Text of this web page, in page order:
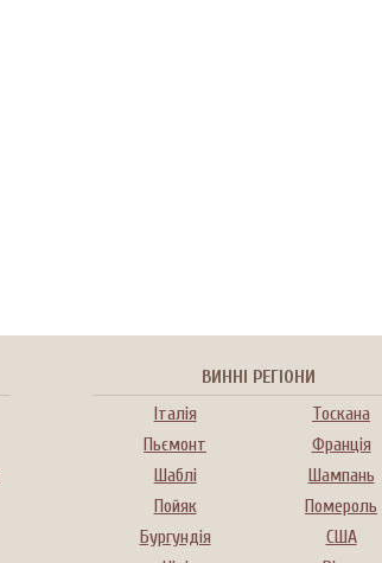
ВИННІ РЕГІОНИ
Італія
Тоскана
Пьємонт
Франція
Шаблі
Шампань
Пойяк
Помероль
Бургундія
США